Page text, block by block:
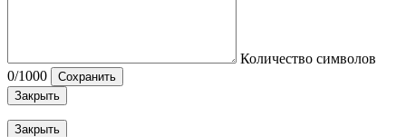
Количество символов
0/1000
Сохранить
Закрыть
Закрыть